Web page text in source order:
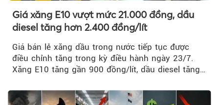
Giá xăng E10 vượt mức 21.000 đồng, dầu
diesel tăng hơn 2.400 đồng/lít
Giá bán lẻ xăng dầu trong nước tiếp tục được
điều chỉnh tăng trong kỳ điều hành ngày 23/7.
Xăng E10 tăng gần 900 đồng/lít, dầu diesel tăng